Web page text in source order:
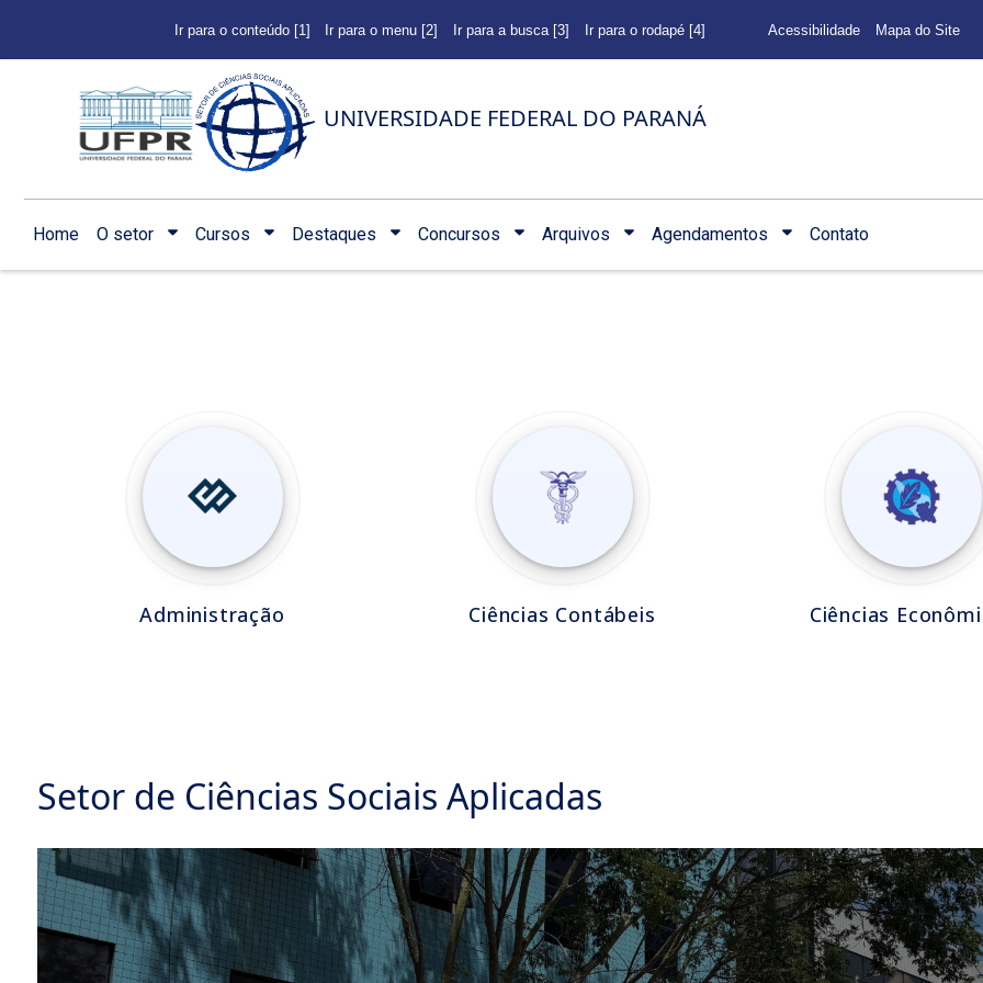
Ir para o conteúdo [1] Ir para o menu [2] Ir para a busca [3] Ir para o rodapé [4] Acessibilidade Mapa do Site
UNIVERSIDADE FEDERAL DO PARANÁ
Home O setor Cursos Destaques Concursos Arquivos Agendamentos Contato
Administração Ciências Contábeis Ciências
Setor de Ciências Sociais Aplicadas